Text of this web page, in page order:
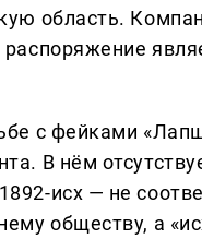
область.
с фейками
В нём
исх — не
обществу, а